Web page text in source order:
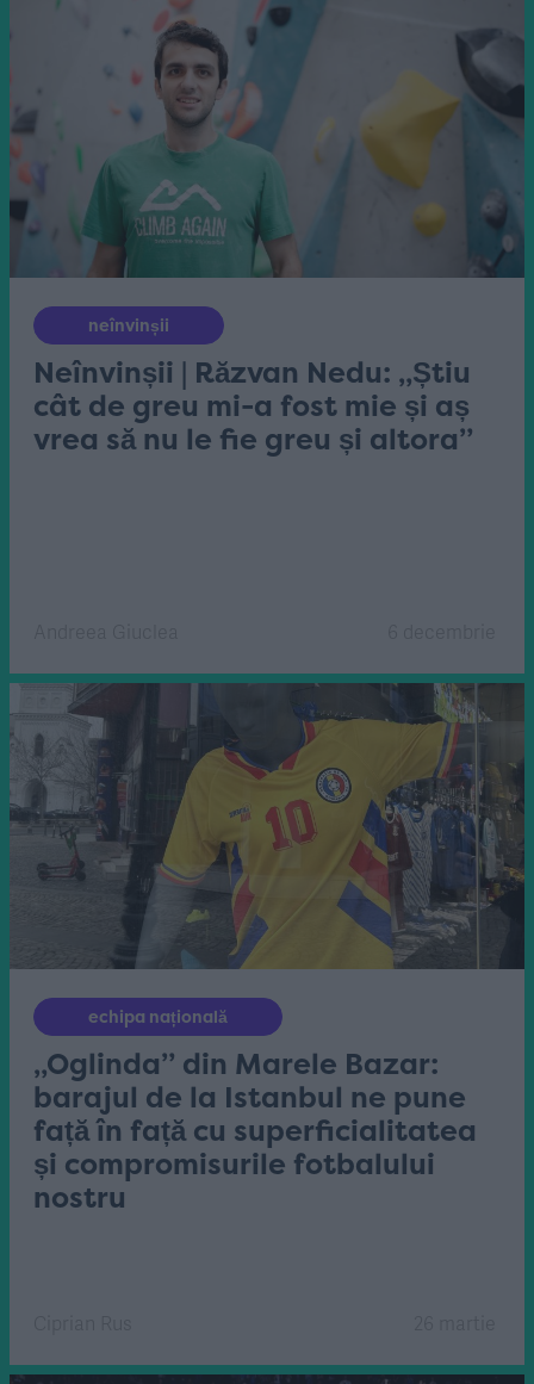
neînvinșii
Neînvinșii | Răzvan Nedu: „Știu
cât de greu mi-a fost mie și aș
vrea să nu le fie greu și altora”
echipa națională
„Oglinda” din Marele Bazar:
barajul de la Istanbul ne pune
față în față cu superficialitatea
și compromisurile fotbalului
nostru